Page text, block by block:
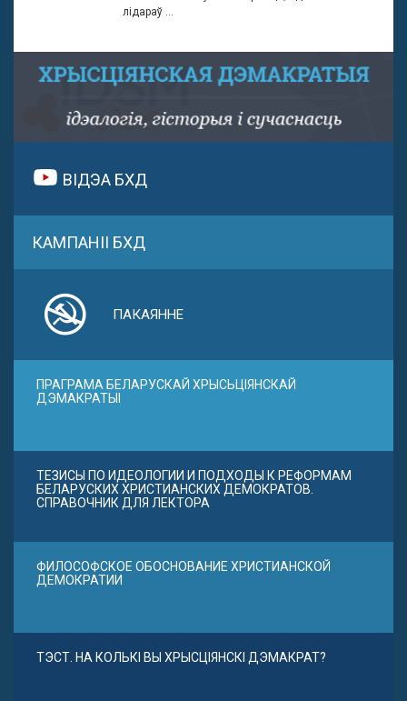
лідараў ...
ВІДЭА БХД
КАМПАНІІ БХД
ПАКАЯННЕ
ПРАГРАМА БЕЛАРУСКАЙ ХРЫСЬЦІЯНСКАЙ
ДЭМАКРАТЫІ
ТЕЗИСЫ ПО ИДЕОЛОГИИ И ПОДХОДЫ К РЕФОРМАМ
БЕЛАРУСКИХ ХРИСТИАНСКИХ ДЕМОКРАТОВ.
СПРАВОЧНИК ДЛЯ ЛЕКТОРА
ФИЛОСОФСКОЕ ОБОСНОВАНИЕ ХРИСТИАНСКОЙ
ДЕМОКРАТИИ
ТЭСТ. НА КОЛЬКІ ВЫ ХРЫСЦІЯНСКІ ДЭМАКРАТ?